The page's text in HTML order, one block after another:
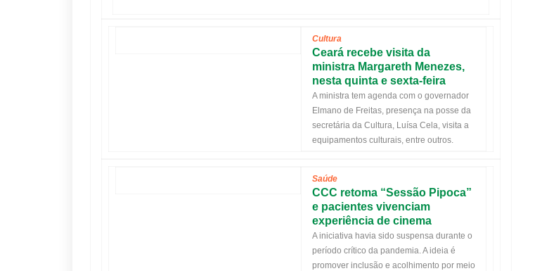
Cultura
Ceará recebe visita da
ministra Margareth Menezes,
nesta quinta e sexta-feira
A ministra tem agenda com o governador
Elmano de Freitas, presença na posse da
secretária da Cultura, Luísa Cela, visita a
equipamentos culturais, entre outros.
Saúde
CCC retoma “Sessão Pipoca”
e pacientes vivenciam
experiência de cinema
A iniciativa havia sido suspensa durante o
período crítico da pandemia. A ideia é
promover inclusão e acolhimento por meio